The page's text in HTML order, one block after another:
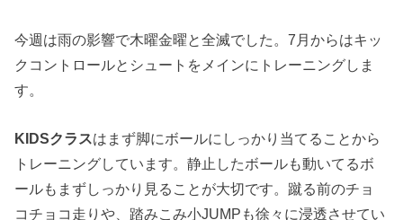
今週は雨の影響で木曜金曜と全滅でした。7月からはキッ
クコントロールとシュートをメインにトレーニングしま
す。
KIDSクラスはまず脚にボールにしっかり当てることから
トレーニングしています。静止したボールも動いてるボ
ールもまずしっかり見ることが大切です。蹴る前のチョ
コチョコ走りや、踏みこみ小JUMPも徐々に浸透させてい